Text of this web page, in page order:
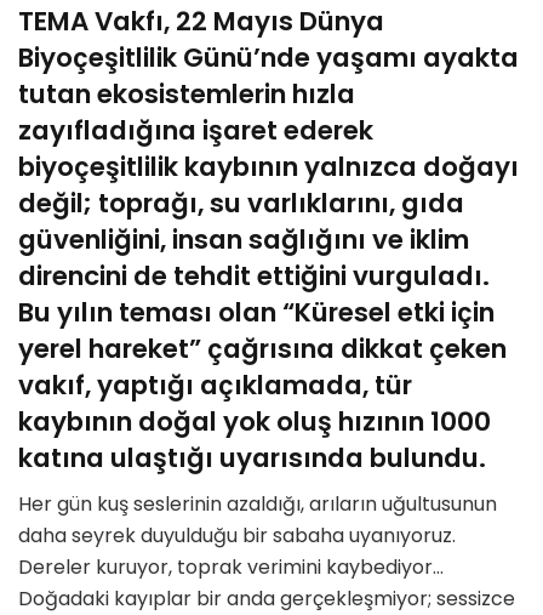
TEMA Vakfı, 22 Mayıs Dünya
Biyoçeşitlilik Günü’nde yaşamı ayakta
tutan ekosistemlerin hızla
zayıfladığına işaret ederek
biyoçeşitlilik kaybının yalnızca doğayı
değil; toprağı, su varlıklarını, gıda
güvenliğini, insan sağlığını ve iklim
direncini de tehdit ettiğini vurguladı.
Bu yılın teması olan “Küresel etki için
yerel hareket” çağrısına dikkat çeken
vakıf, yaptığı açıklamada, tür
kaybının doğal yok oluş hızının 1000
katına ulaştığı uyarısında bulundu.
Her gün kuş seslerinin azaldığı, arıların uğultusunun
daha seyrek duyulduğu bir sabaha uyanıyoruz.
Dereler kuruyor, toprak verimini kaybediyor…
Doğadaki kayıplar bir anda gerçekleşmiyor; sessizce